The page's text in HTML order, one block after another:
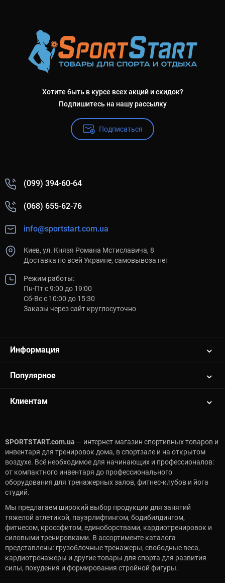
Хотите быть в курсе всех акций и скидок?
Подпишитесь на нашу рассылку
Подписаться
(099) 394-60-64
(068) 655-62-76
info@sportstart.com.ua
Киев, ул. Князя Романа Мстиславича, 8
Доставка по всей Украине, самовывоза нет
Режим работы:
Пн-Пт с 9:00 до 19:00
Сб-Вс с 10:00 до 15:30
Заказы через сайт круглосуточно
Информация
Популярное
Клиентам
SPORTSTART.com.ua — интернет-магазин спортивных товаров и
инвентаря для тренировок дома, в спортзале и на открытом
воздухе. Всё необходимое для начинающих и профессионалов:
от компактного инвентаря до профессионального
оборудования для тренажерных залов, фитнес-клубов и йога
студий.
Мы предлагаем широкий выбор продукции для занятий
тяжелой атлетикой, пауэрлифтингом, бодибилдингом,
фитнесом, кроссфитом, единоборствами, кардиотренировок и
силовыми тренировками. В ассортименте каталога
представлены: грузоблочные тренажеры, свободные веса,
кардиотренажеры и другие товары для спорта для развития
силы, похудения и формирования стройной фигуры.